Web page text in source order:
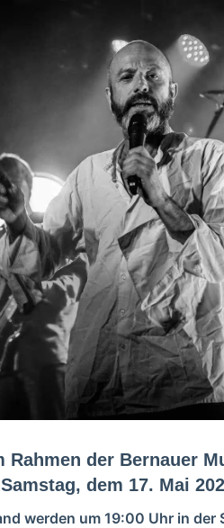
Rahmen der Bernauer
dem 17. Mai
werden um 19:00 Uhr in